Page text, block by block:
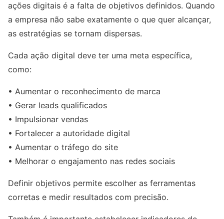
ações digitais é a falta de objetivos definidos. Quando
a empresa não sabe exatamente o que quer alcançar,
as estratégias se tornam dispersas.
Cada ação digital deve ter uma meta específica,
como:
• Aumentar o reconhecimento de marca
• Gerar leads qualificados
• Impulsionar vendas
• Fortalecer a autoridade digital
• Aumentar o tráfego do site
• Melhorar o engajamento nas redes sociais
Definir objetivos permite escolher as ferramentas
corretas e medir resultados com precisão.